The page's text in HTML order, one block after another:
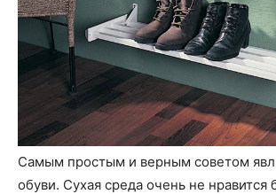
Самым простым и верным советом
обуви. Сухая среда очень не нравится